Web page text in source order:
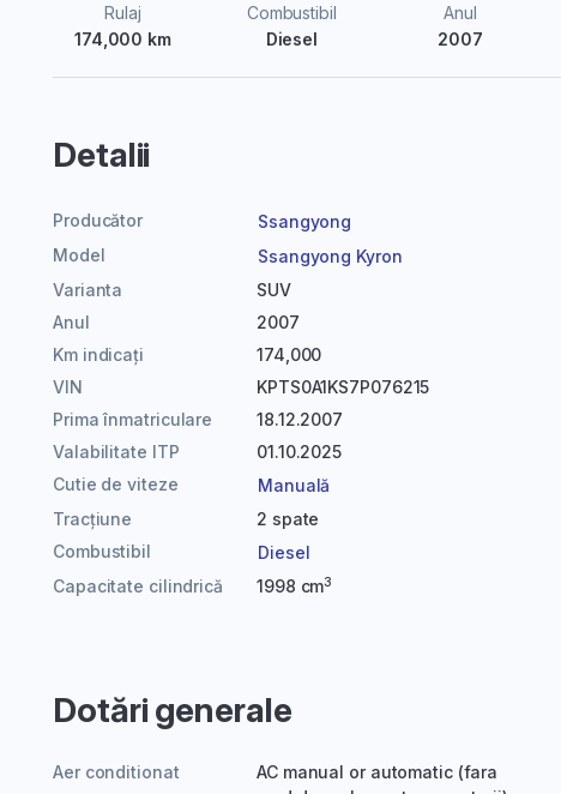
Rulaj
174,000 km
Combustibil
Diesel
Anul
2007
Detalii
Producător
Ssangyong
Model
Ssangyong Kyron
Varianta
SUV
Anul
2007
Km indicați
174,000
VIN
KPTS0A1KS7P076215
Prima înmatriculare
18.12.2007
Valabilitate ITP
01.10.2025
Cutie de viteze
Manuală
Tracțiune
2 spate
Combustibil
Diesel
Capacitate cilindrică
1998 cm3
Dotări generale
Aer conditionat
AC manual or automatic (fara